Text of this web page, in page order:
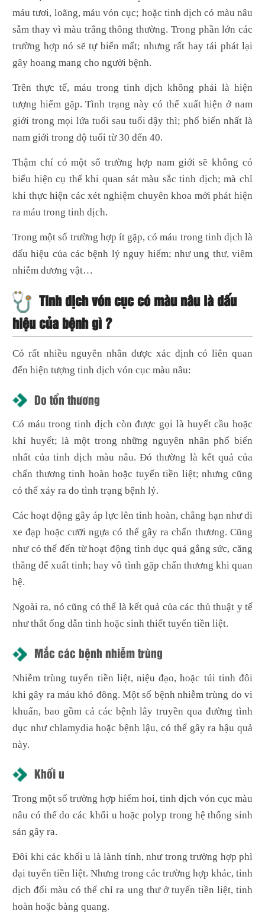
máu tươi, loãng, máu vón cục; hoặc tinh dịch có màu nâu
sẫm thay vì màu trắng thông thường. Trong phần lớn các
trường hợp nó sẽ tự biến mất; nhưng rất hay tái phát lại
gây hoang mang cho người bệnh.
Trên thực tế, máu trong tinh dịch không phải là hiện
tượng hiếm gặp. Tình trạng này có thể xuất hiện ở nam
giới trong mọi lứa tuổi sau tuổi dậy thì; phổ biến nhất là
nam giới trong độ tuổi từ 30 đến 40.
Thậm chí có một số trường hợp nam giới sẽ không có
biểu hiện cụ thể khi quan sát màu sắc tinh dịch; mà chỉ
khi thực hiện các xét nghiệm chuyên khoa mới phát hiện
ra máu trong tinh dịch.
Trong một số trường hợp ít gặp, có máu trong tinh dịch là
dấu hiệu của các bệnh lý nguy hiểm; như ung thư, viêm
nhiễm dương vật…
Tinh dịch vón cục có màu nâu là dấu
hiệu của bệnh gì ?
Có rất nhiều nguyên nhân được xác định có liên quan
đến hiện tượng tinh dịch vón cục màu nâu:
Do tổn thương
Có máu trong tinh dịch còn được gọi là huyết cầu hoặc
khí huyết; là một trong những nguyên nhân phổ biến
nhất của tinh dịch màu nâu. Đó thường là kết quả của
chấn thương tinh hoàn hoặc tuyến tiền liệt; nhưng cũng
có thể xảy ra do tình trạng bệnh lý.
Các hoạt động gây áp lực lên tinh hoàn, chẳng hạn như đi
xe đạp hoặc cưỡi ngựa có thể gây ra chấn thương. Cũng
như có thể đến từ hoạt động tình dục quá gắng sức, căng
thẳng để xuất tinh; hay vô tình gặp chấn thương khi quan
hệ.
Ngoài ra, nó cũng có thể là kết quả của các thủ thuật y tế
như thắt ống dẫn tinh hoặc sinh thiết tuyến tiền liệt.
Mắc các bệnh nhiễm trùng
Nhiễm trùng tuyến tiền liệt, niệu đạo, hoặc túi tinh đôi
khi gây ra máu khó đông. Một số bệnh nhiễm trùng do vi
khuẩn, bao gồm cả các bệnh lây truyền qua đường tình
dục như chlamydia hoặc bệnh lậu, có thể gây ra hậu quả
này.
Khối u
Trong một số trường hợp hiếm hoi, tinh dịch vón cục màu
nâu có thể do các khối u hoặc polyp trong hệ thống sinh
sản gây ra.
Đôi khi các khối u là lành tính, như trong trường hợp phì
đại tuyến tiền liệt. Nhưng trong các trường hợp khác, tinh
dịch đổi màu có thể chỉ ra ung thư ở tuyến tiền liệt, tinh
hoàn hoặc bàng quang.